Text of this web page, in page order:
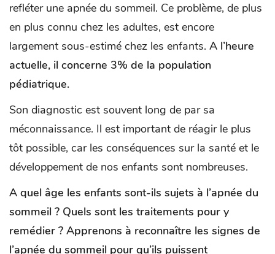
refléter une apnée du sommeil. Ce problème, de plus
en plus connu chez les adultes, est encore
largement sous-estimé chez les enfants. A l’heure
actuelle, il concerne 3% de la population
pédiatrique.
Son diagnostic est souvent long de par sa
méconnaissance. Il est important de réagir le plus
tôt possible, car les conséquences sur la santé et le
développement de nos enfants sont nombreuses.
A quel âge les enfants sont-ils sujets à l’apnée du
sommeil ? Quels sont les traitements pour y
remédier ? Apprenons à reconnaître les signes de
l’apnée du sommeil pour qu’ils puissent